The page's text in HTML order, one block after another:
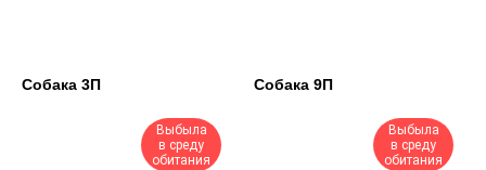
Архив приюта с.
Лаврентия
Собака 3П Собака 9П
Выбыла
в среду
обитания
Выбыла
в среду
обитания